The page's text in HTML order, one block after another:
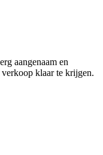
aangenaam en
klaar te krijgen.